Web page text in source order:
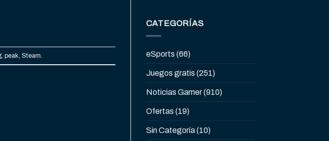
, peak Steam
CATEGORÍAS
eSports (66)
Juegos gratis (251)
Noticias Gamer(910)
Ofertas (19)
Sin Categoría(10)